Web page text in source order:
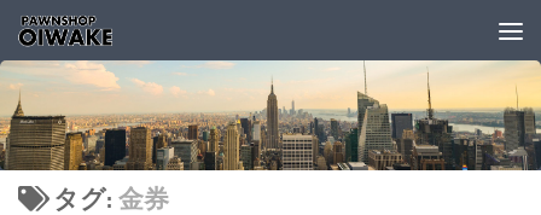
コンテンツへスキップ
タグ: 金券